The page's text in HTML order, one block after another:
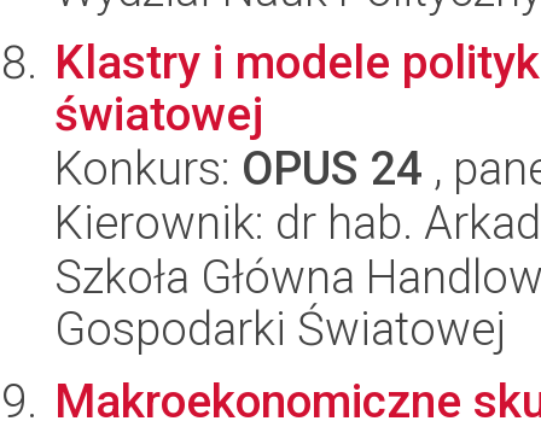
Klastry i modele
światowej
Konkurs: OPUS 24 ,
Kierownik: dr hab.
Szkoła Główna
Gospodarki Światowej
Makroekonomiczne